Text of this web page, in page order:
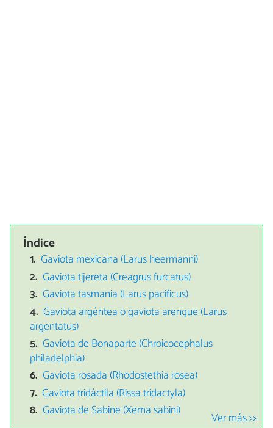
Índice
Gaviota mexicana (Larus heermanni)
Gaviota tijereta (Creagrus furcatus)
Gaviota tasmania (Larus pacificus)
Gaviota argéntea o gaviota arenque (Larus
argentatus)
Gaviota de Bonaparte (Chroicocephalus
philadelphia)
Gaviota rosada (Rhodostethia rosea)
Gaviota tridáctila (Rissa tridactyla)
Gaviota de Sabine (Xema sabini)
Ver más >>